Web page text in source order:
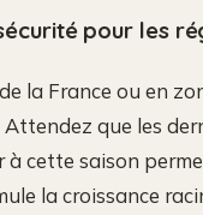
pour les
la France ou en
que les
à cette saison
la croissance